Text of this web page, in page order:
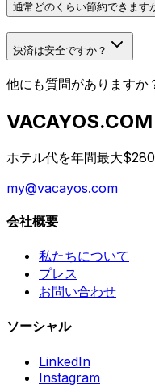
通常どのくらい節約できます
決済は安全ですか？
他にも質問がありますか
VACAYOS.COM
ホテル代を年間最大
my@vacayos.com
会社概要
私たちについて
プレス
お問い合わせ
ソーシャル
LinkedIn
Instagram